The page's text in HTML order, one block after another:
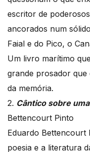
escritor de
ancorados num
Faial e do Pico, o
Um livro marítimo
grande prosador
da memória.
2. Cântico sobre
Bettencourt Pinto
Eduardo Bettencourt
poesia e a literatura